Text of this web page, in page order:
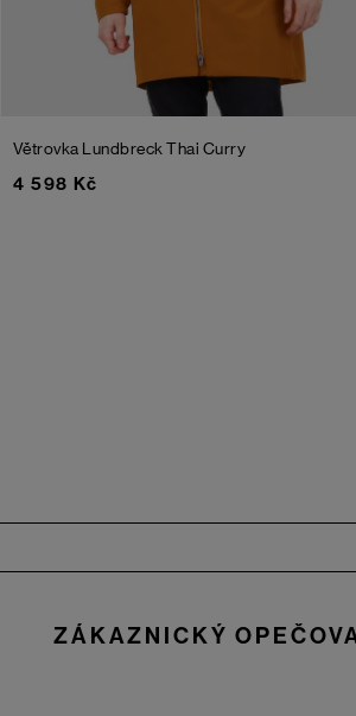
Větrovka LundbreckThai Curry
4 598 Kč
ZÁKAZNICKÝ